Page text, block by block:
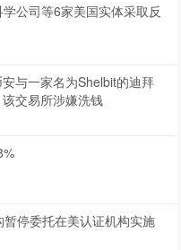
公司等6家美国实体采取反
与一家名为Shelbit的迪拜
交易所涉嫌洗钱
停委托在美认证机构实施